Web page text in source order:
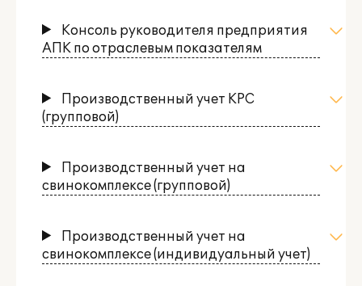
Консоль руководителя предприятия
АПК по отраслевым показателям
Производственный учет КРС
(групповой)
Производственный учет на
свинокомплексе (групповой)
Производственный учет на
свинокомплексе (индивидуальный учет)